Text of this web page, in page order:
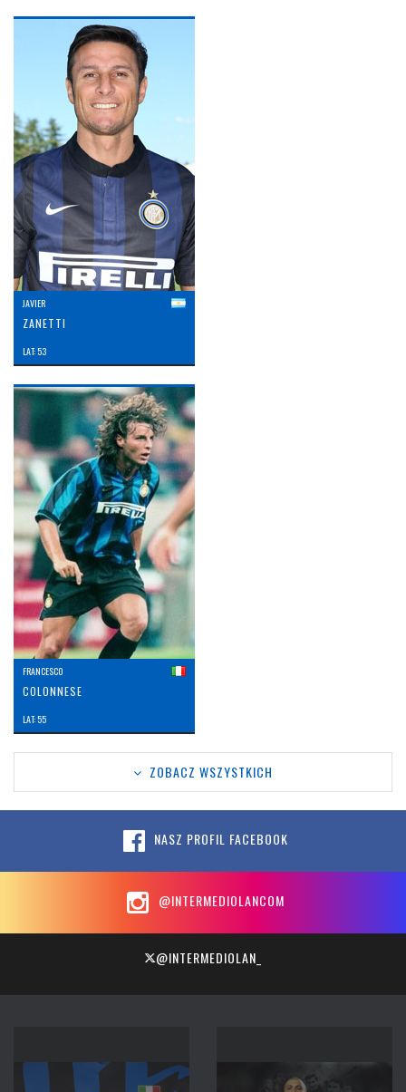
JAVIER
ZANETTI
LAT: 53
FRANCESCO
COLONNESE
LAT: 55
ZOBACZ WSZYSTKICH
NASZ PROFIL FACEBOOK
@INTERMEDIOLANCOM
@INTERMEDIOLAN_